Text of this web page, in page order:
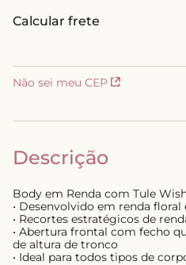
Não sei meu CEP
Descrição
Body em Renda com Tule
• Desenvolvido em renda
• Recortes estratégicos de
• Abertura frontal com fecho
de altura de tronco
• Ideal para todos tipos de